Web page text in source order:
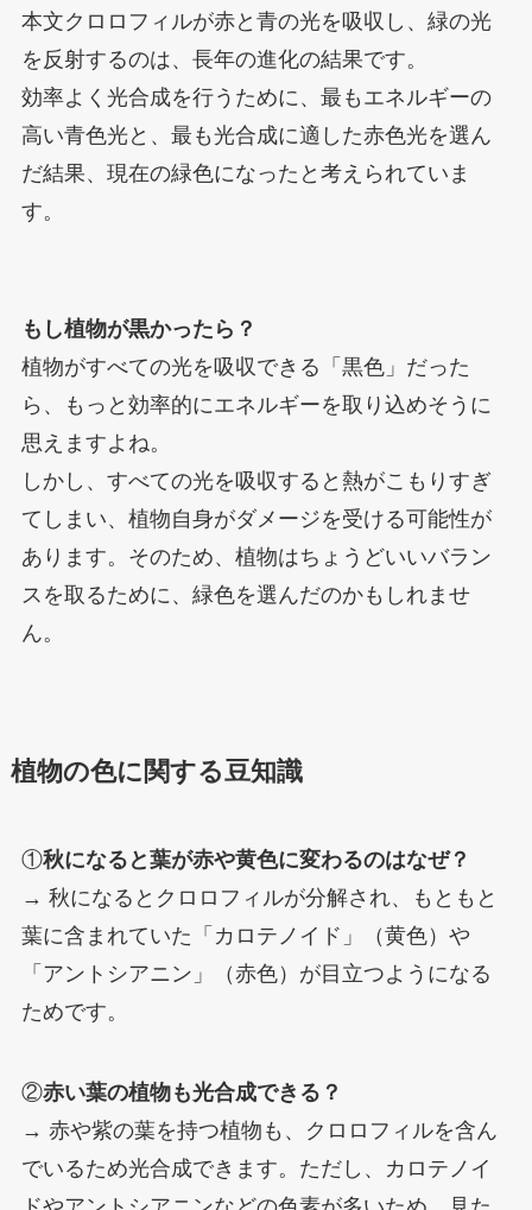
本文クロロフィルが赤と青の光を吸収し、緑の光
を反射するのは、長年の進化の結果です。
効率よく光合成を行うために、最もエネルギーの
高い青色光と、最も光合成に適した赤色光を選ん
だ結果、現在の緑色になったと考えられていま
す。
もし植物が黒かったら？
植物がすべての光を吸収できる「黒色」だった
ら、もっと効率的にエネルギーを取り込めそうに
思えますよね。
しかし、すべての光を吸収すると熱がこもりすぎ
てしまい、植物自身がダメージを受ける可能性が
あります。そのため、植物はちょうどいいバラン
スを取るために、緑色を選んだのかもしれませ
ん。
植物の色に関する豆知識
①秋になると葉が赤や黄色に変わるのはなぜ？
→ 秋になるとクロロフィルが分解され、もともと
葉に含まれていた「カロテノイド」（黄色）や
「アントシアニン」（赤色）が目立つようになる
ためです。
②赤い葉の植物も光合成できる？
→ 赤や紫の葉を持つ植物も、クロロフィルを含ん
でいるため光合成できます。ただし、カロテノイ